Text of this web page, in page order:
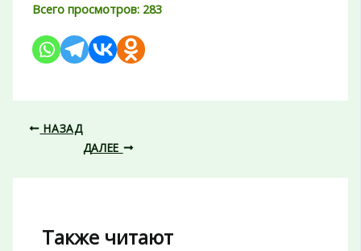
Всего просмотров: 283
НАЗАД
ДАЛЕЕ
Также читают